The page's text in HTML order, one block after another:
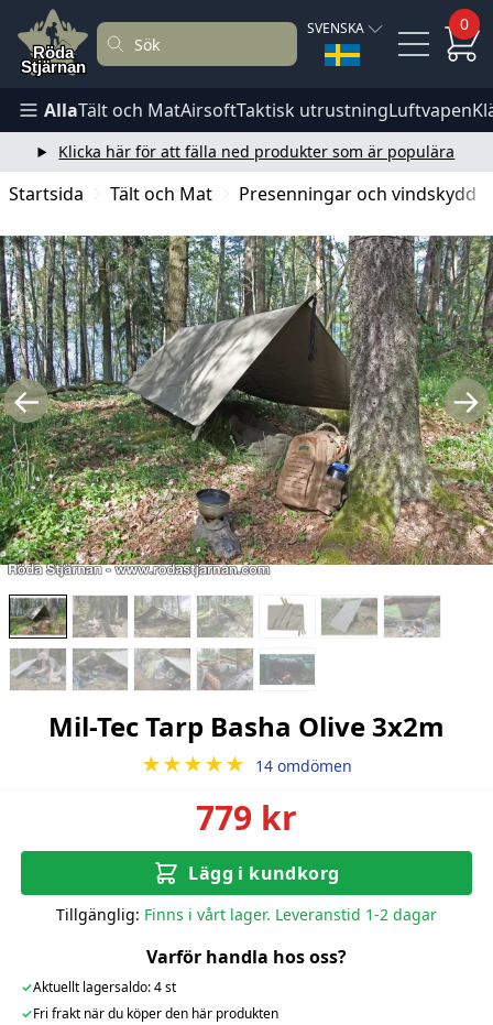
SVENSKA 0
AllaTält och MatAirsoftTaktisk utrustningLuftvapen
Klicka här för att fälla ned produkter som är populära
Startsida Tält och Mat Presenningar och vindskydd
← →
Mil-Tec Tarp Basha Olive 3x2m
★★★★★ 14 omdömen
779 kr
Lägg i kundkorg
Tillgänglig: Finns i vårt lager. Leveranstid 1-2 dagar
Varför handla hos oss?
✓Aktuellt lagersaldo: 4 st
✓Fri frakt när du köper den här produkten